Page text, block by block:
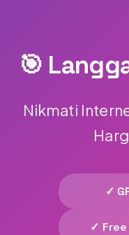
🎯
Nikmati
✓
✓